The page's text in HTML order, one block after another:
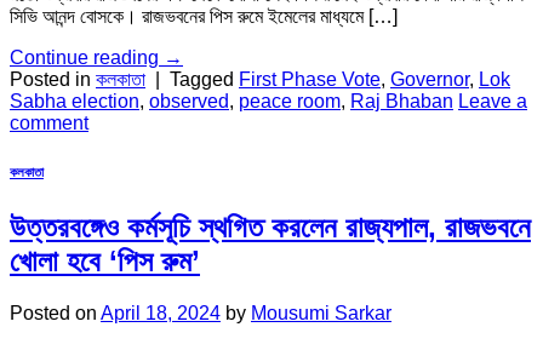
সিভি আনন্দ বোসকে। রাজভবনের পিস রুমে ইমেলের মাধ্যমে […]
Continue reading →
Posted in কলকাতা Tagged First Phase Vote, Governor, Lok
Sabha election, observed, peace room, Raj Bhaban Leave a
comment
কলকাতা
উত্তরবঙ্গেও কর্মসূচি স্থগিত করলেন রাজ্যপাল, রাজভবনে
খোলা হবে ‘পিস রুম’
Posted on April 18, 2024 by Mousumi Sarkar